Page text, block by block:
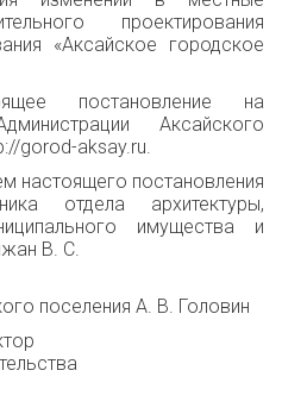
проектирования
«Аксайское городское
постановление на
Аксайского
gorod-аksay.ru.
настоящего постановления
отдела архитектуры,
имущества и
В. С.
поселения А. В. Головин